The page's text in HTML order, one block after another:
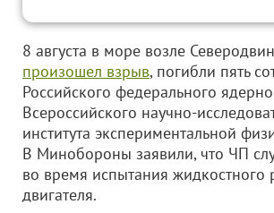
8 августа в море возле
произошел взрыв, погибли пять
Российского федерального
Всероссийского научно-
института экспериментальной
В Минобороны заявили, что ЧП
во время испытания жидкостного
двигателя.